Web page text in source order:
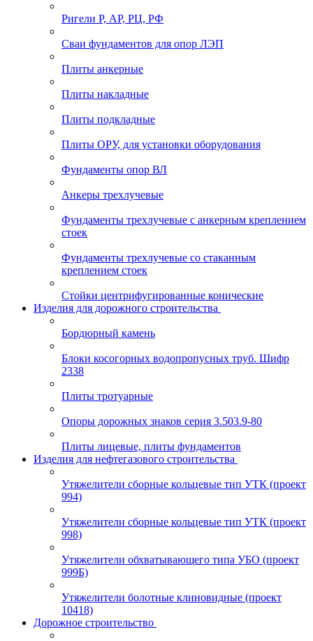
Ригели Р, АР, РЦ, РФ
Сваи фундаментов для опор ЛЭП
Плиты анкерные
Плиты накладные
Плиты подкладные
Плиты ОРУ, для установки оборудования
Фундаменты опор ВЛ
Анкеры трехлучевые
Фундаменты трехлучевые с анкерным креплением
стоек
Фундаменты трехлучевые со стаканным
креплением стоек
Стойки центрифугированные конические
Изделия для дорожного строительства
Бордюрный камень
Блоки косогорных водопропусных труб. Шифр
2338
Плиты тротуарные
Опоры дорожных знаков серия 3.503.9-80
Плиты лицевые, плиты фундаментов
Изделия для нефтегазового строительства
Утяжелители сборные кольцевые тип УТК (проект
994)
Утяжелители сборные кольцевые тип УТК (проект
998)
Утяжелители обхватывающего типа УБО (проект
999Б)
Утяжелители болотные клиновидные (проект
10418)
Дорожное строительство